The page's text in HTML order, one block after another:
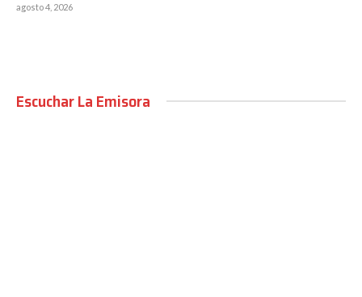
agosto 4, 2026
Escuchar La Emisora